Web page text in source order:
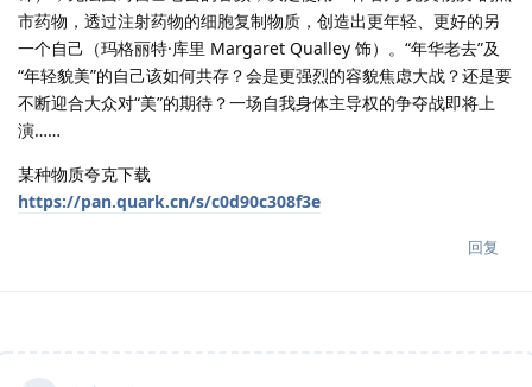
市药物，透过注射药物的细胞复制物质，创造出更年轻、更好的另
一个自己（玛格丽特·库里 Margaret Qualley 饰）。“年华老去”及
“年轻貌美”的自己该如何共存？会是更强烈的容貌焦虑大战？还是要
不断迎合大众对“美”的期待？一场自我身体主导权的争夺战即将上
演……
某种物质夸克下载
https://pan.quark.cn/s/c0d90c308f3e
回复